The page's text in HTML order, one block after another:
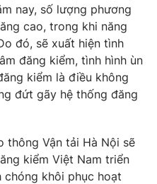
nay, số lượng phương
cao, trong khi năng
đó, sẽ xuất hiện tình
đăng kiểm, tình hình ùn
kiểm là điều không
đứt gãy hệ thống đăng
thông Vận tải Hà Nội sẽ
kiểm Việt Nam triển
chóng khôi phục hoạt